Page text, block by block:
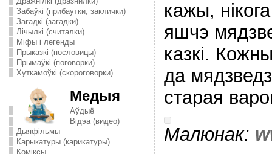
Забаўкі (прибаутки, заклички)
Загадкі (загадки)
Лічылкі (считалки)
Міфы і легенды
Прыказкі (пословицы)
Прымаўкі (поговорки)
Хуткамоўкі (скороговорки)
Медыя
Аўдыё
Відэа (видео)
Дыяфільмы
Карыкатуры (карикатуры)
Комiксы
кажы,
яшчэ
казкі.
да
старая
Малюнак: